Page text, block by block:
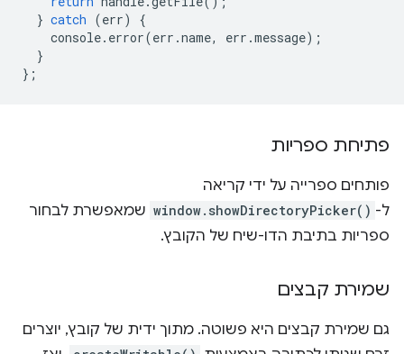
} catch (err)
{
console. error(err .name, err .message);
}
};
פתיחת ספריות
פותחים ספרייה על ידי קריאה
ל- window.showDirectoryPicker() שמאפשרת לבחור
ספריות בתיבת הדו-שיח של הקובץ.
שמירת קבצים
גם שמירת קבצים היא פשוטה. מתוך ידית של קובץ, יוצרים